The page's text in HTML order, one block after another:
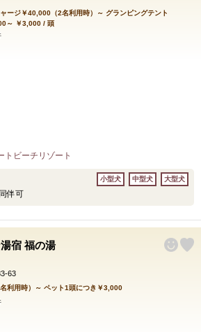
ージ￥40,000（2名利用時）～ グランピングテント
～ ￥3,000 / 頭
トビーチリゾート
伴可
小型犬 中型犬 大型犬
宿 福の湯
63
利用時）～ ペット1頭につき￥3,000